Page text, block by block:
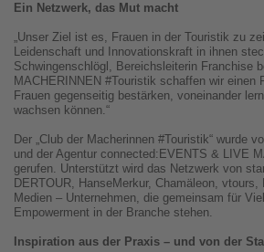
Ein Netzwerk, das Mut macht
„Unser Ziel ist es, Frauen in der Touristik zu
Leidenschaft und Innovationskraft in ihnen
Schwingenschlögl, Bereichsleiterin Franchise
MACHERINNEN #Touristik schaffen wir einen
Frauen gegenseitig bestärken, voneinander
wachsen können.“
Der „Club der Macherinnen #Touristik“ wurde
und der Agentur connected:EVENTS & LIVE
gerufen. Unterstützt wird das Netzwerk von
DERTOUR, HanseMerkur, Chamäleon,
Medien – Unternehmen, die gemeinsam für
Empowerment in der Branche stehen.
Inspiration aus der Praxis – und von der